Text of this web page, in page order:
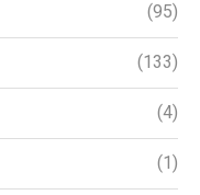
(95)
(133)
(4)
(1)